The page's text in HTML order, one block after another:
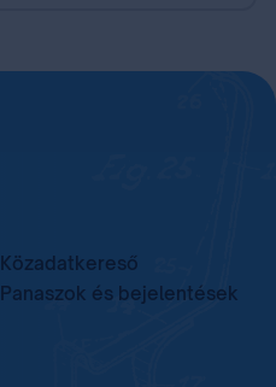
Közadatkereső
Panaszok és bejelentések